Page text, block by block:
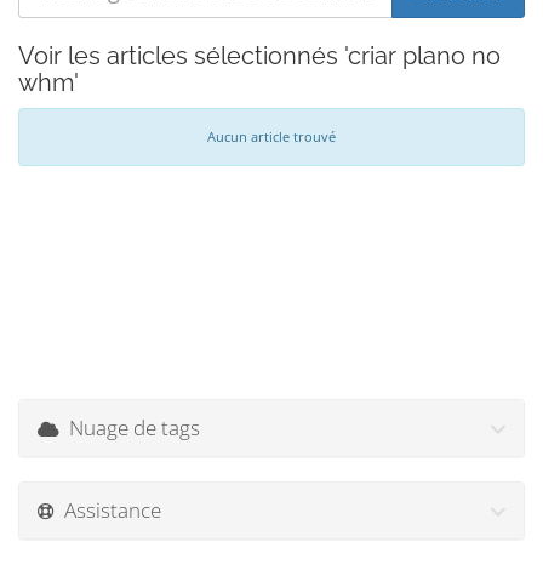
Voir les articles sélectionnés 'criar plano no
whm'
Aucun article trouvé
Nuage de tags
Assistance